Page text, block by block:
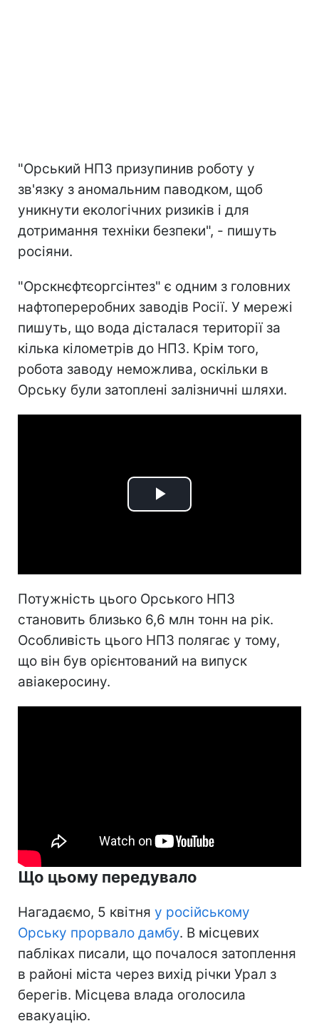
"Орський НПЗ призупинив роботу у
зв'язку з аномальним паводком, щоб
уникнути екологічних ризиків і для
дотримання техніки безпеки", - пишуть
росіяни.
"Орскнєфтєоргсінтез" є одним з головних
нафтопереробних заводів Росії. У мережі
пишуть, що вода дісталася території за
кілька кілометрів до НПЗ. Крім того,
робота заводу неможлива, оскільки в
Орську були затоплені залізничні шляхи.
Play
Потужність цього Орського НПЗ
становить близько 6,6 млн тонн на рік.
Особливість цього НПЗ полягає у тому,
що він був орієнтований на випуск
авіакеросину.
Що цьому передувало
Нагадаємо, 5 квітня у російському
Орську прорвало дамбу. В місцевих
пабліках писали, що почалося затоплення
в районі міста через вихід річки Урал з
берегів. Місцева влада оголосила
евакуацію.